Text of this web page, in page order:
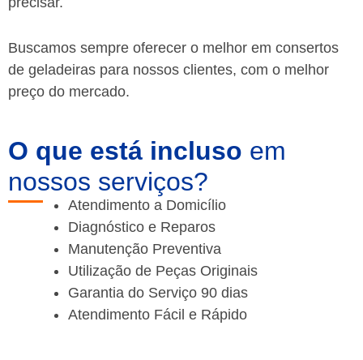
Buscamos sempre oferecer o melhor em consertos
de geladeiras para nossos clientes, com o melhor
preço do mercado.
O que está incluso em
nossos serviços?
Atendimento a Domicílio
Diagnóstico e Reparos
Manutenção Preventiva
Utilização de Peças Originais
Garantia do Serviço 90 dias
Atendimento Fácil e Rápido